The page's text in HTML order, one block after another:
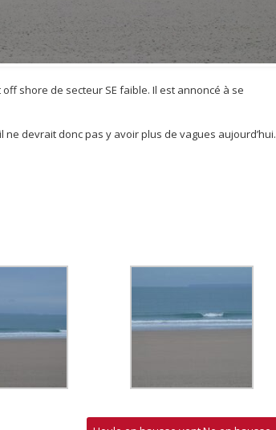
shore de secteur SE faible. Il est annoncé à se
devrait donc pas y avoir plus de vagues aujourd’hui.